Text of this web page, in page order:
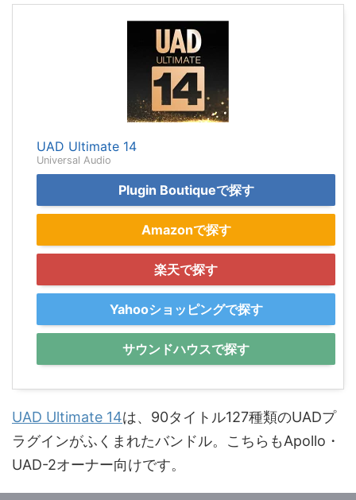
UAD Ultimate 14
Universal Audio
Plugin Boutiqueで探す
Amazonで探す
楽天で探す
Yahooショッピングで探す
サウンドハウスで探す
UAD Ultimate 14は、90タイトル127種類のUADプ
ラグインがふくまれたバンドル。こちらもApollo・
UAD-2オーナー向けです。